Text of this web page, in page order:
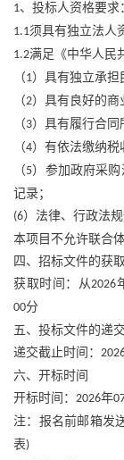
1、投标人资格要求
1.1须具有独立法人
1.2满足《中华人民
（1）具有独立承担
（2）具有良好的商
（3）具有履行合同
（4）有依法缴纳税
（5）参加政府采
记录；
(6）法律、行政法
本项目不允许联合体
四、招标文件的获取
获取时间：从2026
00分
五、投标文件的递交
递交截止时间：
六、开标时间
开标时间： 2026年
注：报名前邮箱发
表)